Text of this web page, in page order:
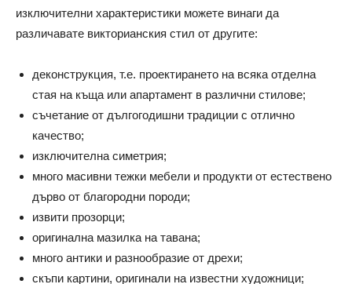
изключителни характеристики можете винаги да
различавате викторианския стил от другите:
деконструкция, т.е. проектирането на всяка отделна
стая на къща или апартамент в различни стилове;
съчетание от дългогодишни традиции с отлично
качество;
изключителна симетрия;
много масивни тежки мебели и продукти от естествено
дърво от благородни породи;
извити прозорци;
оригинална мазилка на тавана;
много антики и разнообразие от дрехи;
скъпи картини, оригинали на известни художници;